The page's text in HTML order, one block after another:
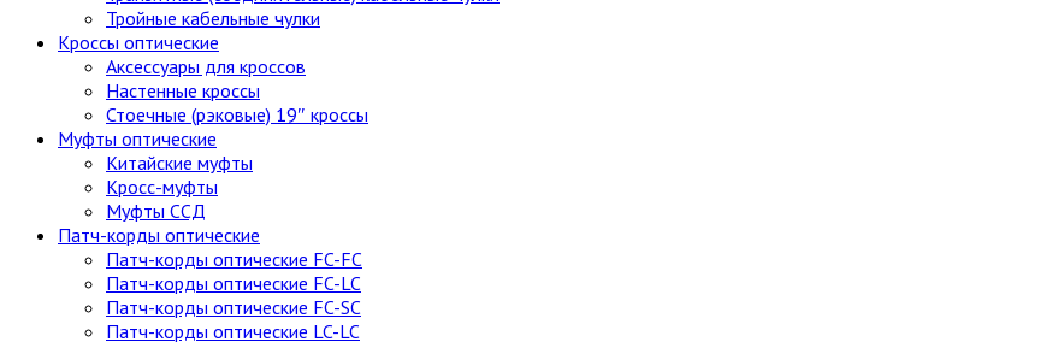
Тройные кабельные чулки
Кроссы оптические
Аксессуары для кроссов
Настенные кроссы
Стоечные (рэковые) 19″ кроссы
Муфты оптические
Китайские муфты
Кросс-муфты
Муфты ССД
Патч-корды оптические
Патч-корды оптические FC-FC
Патч-корды оптические FC-LC
Патч-корды оптические FC-SC
Патч-корды оптические LC-LC